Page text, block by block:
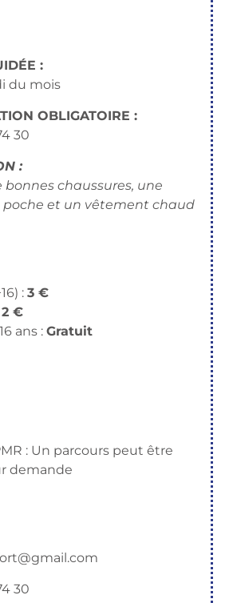
:
du mois
OBLIGATOIRE :
30
:
bonnes chaussures, une
poche et un vêtement chaud
: 3 €
2 €
ans : Gratuit
: Un parcours peut être
demande
30